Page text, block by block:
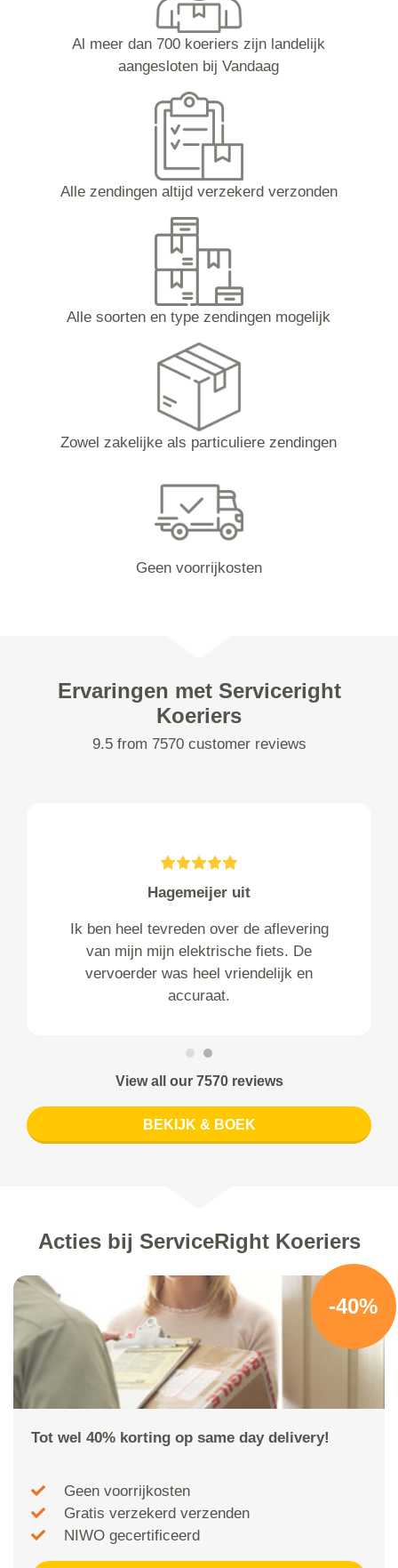
Al meer dan 700 koeriers zijn landelijk
aangesloten bij Vandaag
Alle zendingen altijd verzekerd verzonden
Alle soorten en type zendingen mogelijk
Zowel zakelijke als particuliere zendingen
Geen voorrijkosten
Ervaringen met Serviceright
Koeriers
9.5 from 7570 customer reviews
Hagemeijer uit
Ik ben heel tevreden over de aflevering
van mijn mijn elektrische fiets. De
vervoerder was heel vriendelijk en
accuraat.
View all our 7570 reviews
BEKIJK & BOEK
Acties bij ServiceRight Koeriers
-40%
Tot wel 40% korting op same day delivery!
Geen voorrijkosten
Gratis verzekerd verzenden
NIWO gecertificeerd